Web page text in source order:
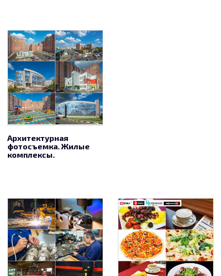
Архитектурная
фотосъемка. Жилые
комплексы.